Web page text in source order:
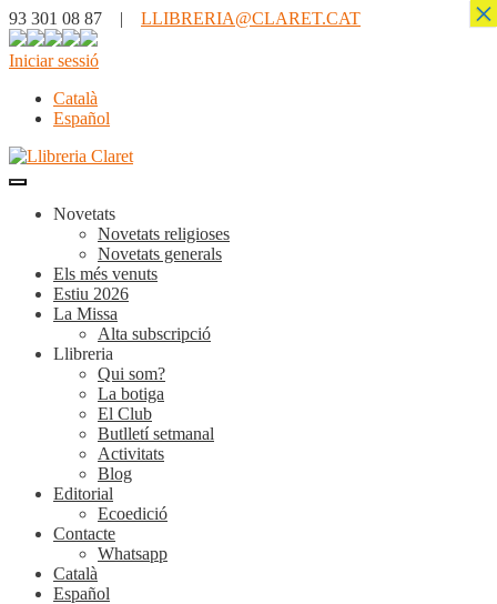
93 301 08 87 | LLIBRERIA@CLARET.CAT
Iniciar sessió
Català
Español
Novetats
Novetats religioses
Novetats generals
Els més venuts
Estiu 2026
La Missa
Alta subscripció
Llibreria
Qui som?
La botiga
El Club
Butlletí setmanal
Activitats
Blog
Editorial
Ecoedició
Contacte
Whatsapp
Català
Español
×